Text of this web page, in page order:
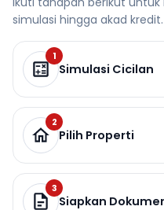
simulasi hingga akad kredit.
1
Simulasi Cicilan
2
Pilih Properti
3
Siapkan